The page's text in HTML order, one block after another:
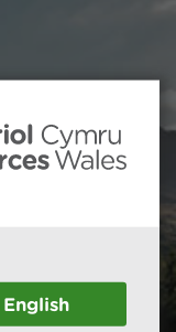
English